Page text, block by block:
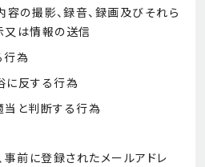
容の撮影、録音、録画及びそれら
は情報の送信
行為
に反する行為
と判断する行為
事前に登録されたメールアドレ